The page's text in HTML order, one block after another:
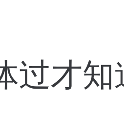
过才知